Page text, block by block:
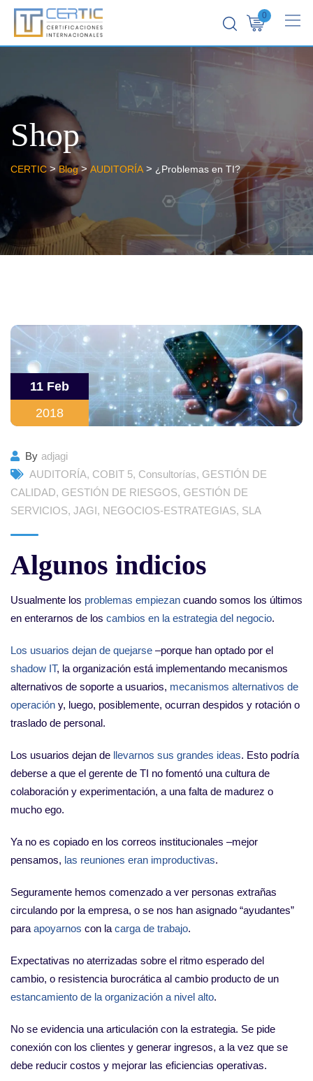
0
Shop
CERTIC>Blog> AUDITORÍA > ¿Problemas en TI?
11 Feb
2018
By adjagi
AUDITORÍA, COBIT 5, Consultorías, GESTIÓN DE
CALIDAD, GESTIÓN DE RIESGOS, GESTIÓN DE
SERVICIOS, JAGI, NEGOCIOS-ESTRATEGIAS, SLA
Algunos indicios
Usualmente los problemas empiezan cuando somos los últimos
en enterarnos de los cambios en la estrategia del negocio.
Los usuarios dejan de quejarse –porque han optado por el
shadow IT, la organización está implementando mecanismos
alternativos de soporte a usuarios, mecanismos alternativos de
operación y, luego, posiblemente, ocurran despidos y rotación o
traslado de personal.
Los usuarios dejan de llevarnos sus grandes ideas. Esto podría
deberse a que el gerente de TI no fomentó una cultura de
colaboración y experimentación, a una falta de madurez o
mucho ego.
Ya no es copiado en los correos institucionales –mejor
pensamos, las reuniones eran improductivas.
Seguramente hemos comenzado a ver personas extrañas
circulando por la empresa, o se nos han asignado “ayudantes”
para apoyarnos con la carga de trabajo.
Expectativas no aterrizadas sobre el ritmo esperado del
cambio, o resistencia burocrática al cambio producto de un
estancamiento de la organización a nivel alto.
No se evidencia una articulación con la estrategia. Se pide
conexión con los clientes y generar ingresos, a la vez que se
debe reducir costos y mejorar las eficiencias operativas.